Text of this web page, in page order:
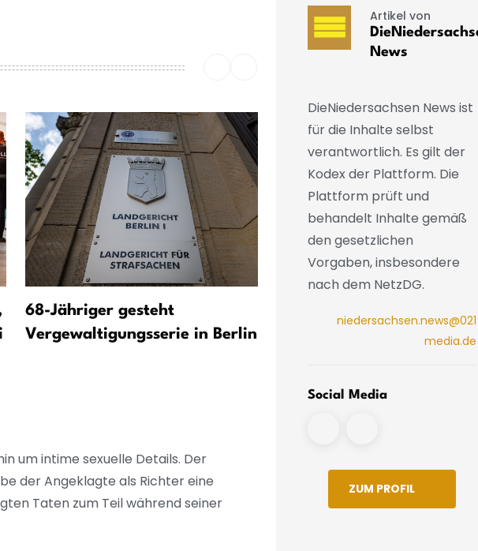
68-Jähriger gesteht
Vergewaltigungsserie in Berlin
um intime sexuelle Details. Der
der Angeklagte als Richter eine
Taten zum Teil während seiner
Artikel von
News
DieNiedersachsen News ist
für die Inhalte selbst
verantwortlich. Es gilt der
Kodex der Plattform. Die
Plattform prüft und
behandelt Inhalte gemäß
den gesetzlichen
Vorgaben, insbesondere
nach dem NetzDG.
niedersachsen.news@021
media.de
Social Media
ZUM PROFIL